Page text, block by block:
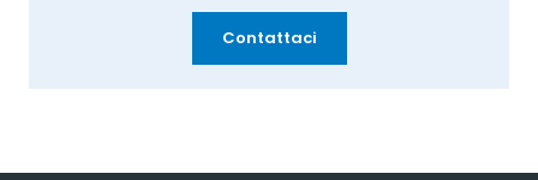
Contattaci